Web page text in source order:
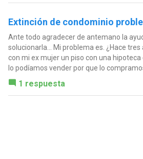
Extinción de condominio
Ante todo agradecer de antemano la
solucionarla... Mi problema es. ¿Hace
con mi ex mujer un piso con una hipoteca
lo podíamos vender por que lo
1 respuesta